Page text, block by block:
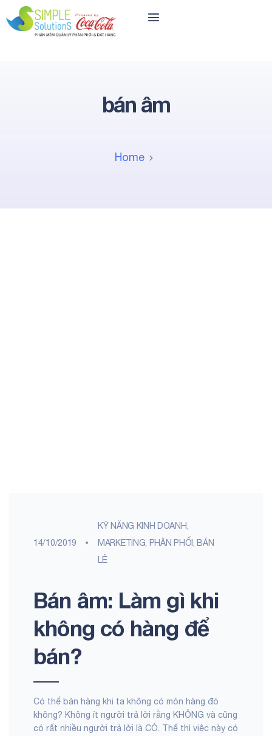
bán âm
Home
14/10/2019
KỸ NĂNG KINH DOANH,
MARKETING PHÂN PHỐI, BÁN
LẺ
Bán âm: Làm gì khi
không có hàng để
bán?
Có thể bán hàng khi ta không có món hàng đó
không? Không ít người trả lời rằng KHÔNG và cũng
có rất nhiều người trả lời là CÓ. Thế thì việc này có